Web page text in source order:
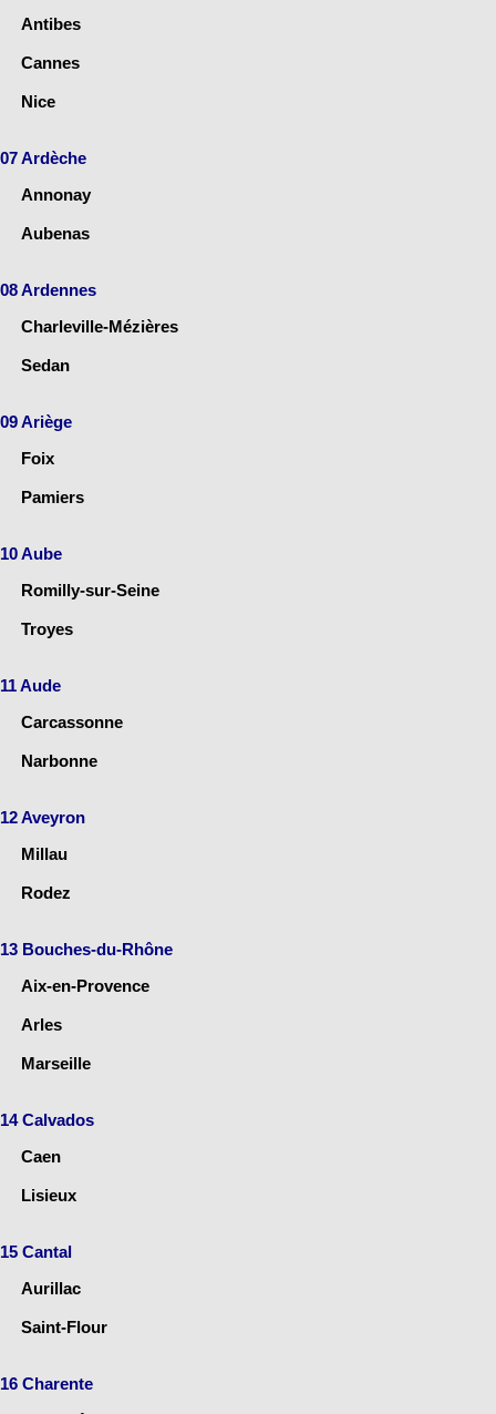
Antibes
Cannes
Nice
07 Ardèche
Annonay
Aubenas
08 Ardennes
Charleville-Mézières
Sedan
09 Ariège
Foix
Pamiers
10 Aube
Romilly-sur-Seine
Troyes
11 Aude
Carcassonne
Narbonne
12 Aveyron
Millau
Rodez
13 Bouches-du-Rhône
Aix-en-Provence
Arles
Marseille
14 Calvados
Caen
Lisieux
15 Cantal
Aurillac
Saint-Flour
16 Charente